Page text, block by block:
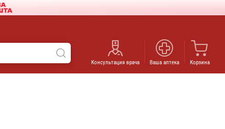
Консультация врача Ваша аптека Корзина